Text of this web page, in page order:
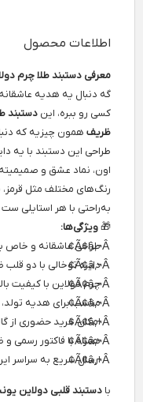
اطلاعات محصول
معرفی دستبند طلا چرم
گه دنبال یه هدیه
کسی رو ببره، این دستبند
ظریف همون چیزیه که
طراحی این دستبند با یه
اون، نماد عشق و
رنگ‌های مختلف مثل
به‌راحتی با هر استایلی
🎁ویژگی‌ها:
طراحی عاشقانه و خاص با
دایره توخالی با دو
چرم دولاین با کیفیت
مناسب برای هدیه تولد،
امکان خرید حضوری از
همراه با فاکتور رسمی
ارسال سریع به سراسر
با دستبند قلبی دولاین